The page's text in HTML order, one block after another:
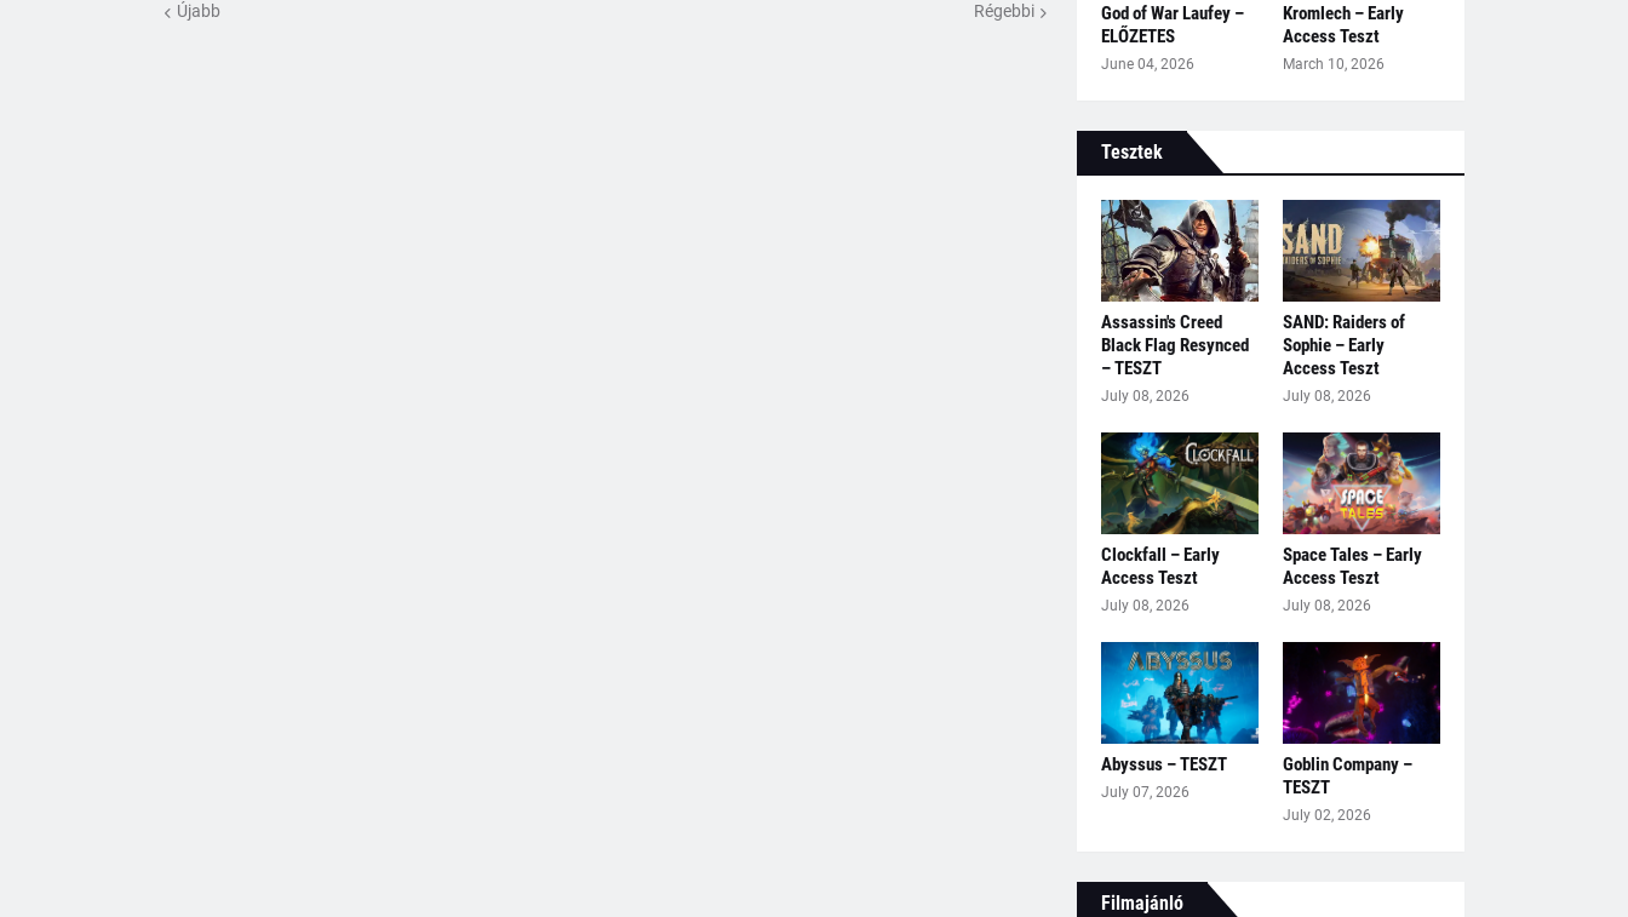
Újabb Régebbi
God of War Laufey –
ELŐZETES
June 04, 2026
Kromlech – Early
Access Teszt
March 10, 2026
Tesztek
Assassin's Creed
Black Flag Resynced
– TESZT
July 08, 2026
SAND: Raiders of
Sophie – Early
Access Teszt
July 08, 2026
Clockfall – Early
Access Teszt
July 08, 2026
Space Tales – Early
Access Teszt
July 08, 2026
Abyssus – TESZT
July 07, 2026
Goblin Company –
TESZT
July 02, 2026
Filmajánló